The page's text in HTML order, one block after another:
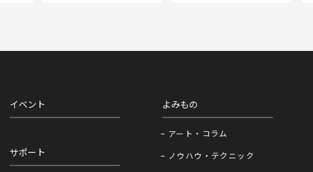
イベント
サポート
よみもの
アート・コラム
ノウハウ・テクニック